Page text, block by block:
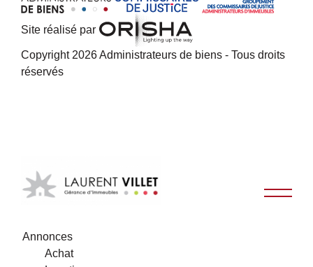
Site réalisé par
Copyright 2026 Administrateurs de biens - Tous droits
réservés
Annonces
Achat